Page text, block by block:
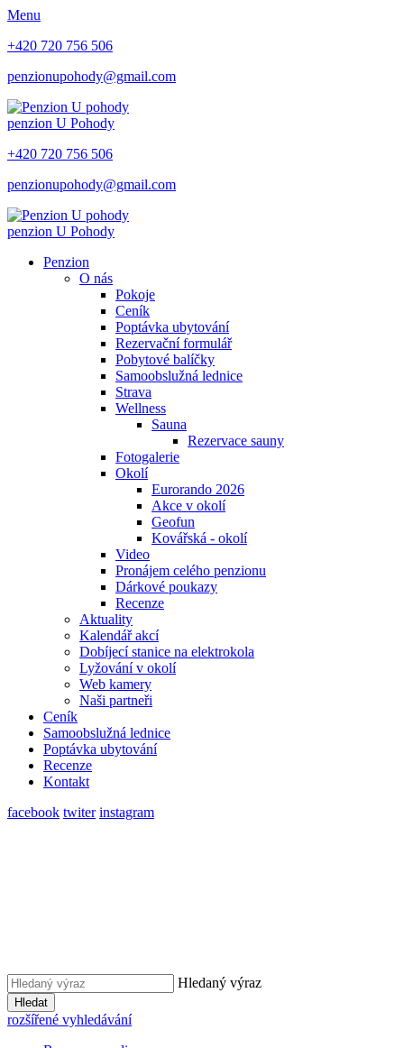
Menu
+420 720 756 506
penzionupohody@gmail.com
penzion U Pohody
+420 720 756 506
penzionupohody@gmail.com
penzion U Pohody
Penzion
O nás
Pokoje
Ceník
Poptávka ubytování
Rezervační formulář
Pobytové balíčky
Samoobslužná lednice
Strava
Wellness
Sauna
Rezervace sauny
Fotogalerie
Okolí
Eurorando 2026
Akce v okolí
Geofun
Kovářská - okolí
Video
Pronájem celého penzionu
Dárkové poukazy
Recenze
Aktuality
Kalendář akcí
Dobíjecí stanice na elektrokola
Lyžování v okolí
Web kamery
Naši partneři
Ceník
Samoobslužná lednice
Poptávka ubytování
Recenze
Kontakt
facebook twiter instagram
Hledaný výraz
Hledat
rozšířené vyhledávání